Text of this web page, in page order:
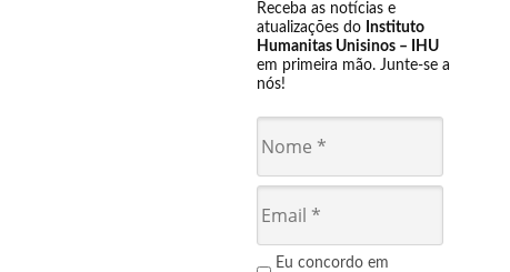
Receba as notícias e
atualizações do Instituto
Humanitas Unisinos – IHU
em primeira mão. Junte-se a
nós!
Eu concordo em